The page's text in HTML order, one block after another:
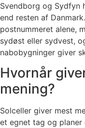
Svendborg og Sydfyn
end resten af
postnummeret alene,
sydøst eller sydvest,
nabobygninger giver
Hvornår
mening?
Solceller giver mest
et egnet tag og